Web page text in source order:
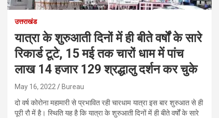
उत्तराखंड
यात्रा के शुरुआती दिनों में ही बीते वर्षों के सारे
रिकार्ड टूटे, 15 मई तक चारों धाम में पांच
लाख 14 हजार 129 श्रद्धालु दर्शन कर चुके
May 16, 2022 Bureau
दो वर्ष कोरोना महामारी से प्रभावित रही चारधाम यात्रा इस बार शुरुआत से ही
पूरी रौ में है। स्थिति यह है कि यात्रा के शुरुआती दिनों में ही बीते वर्षों के सारे